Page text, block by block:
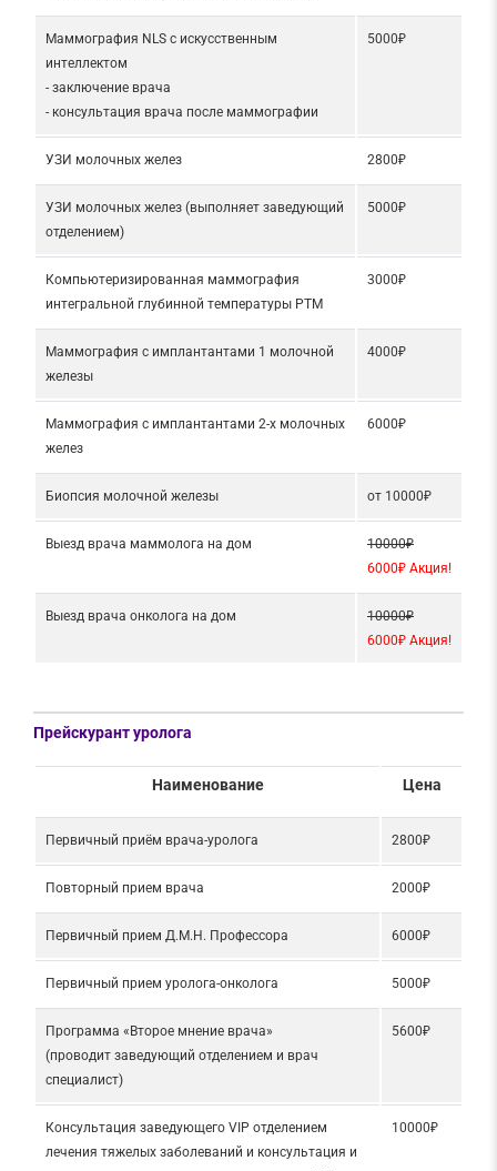
Маммография NLS с искусственным
интеллектом
- заключение врача
- консультация врача после маммографии
5000₽
УЗИ молочных желез 2800₽
УЗИ молочных желез (выполняет заведующий
отделением)
5000₽
Компьютеризированная маммография
интегральной глубинной температуры РТМ
3000₽
Маммография с имплантантами 1 молочной
железы
4000₽
Маммография с имплантантами 2-х молочных
желез
6000₽
Биопсия молочной железы от 10000₽
Выезд врача маммолога на дом
10000₽
6000₽ Акция!
Выезд врача онколога на дом
10000₽
6000₽ Акция!
Прейскурант уролога
Наименование Цена
Первичный приём врача-уролога 2800₽
Повторный прием врача 2000₽
Первичный прием Д.М.Н. Профессора 6000₽
Первичный прием уролога-онколога 5000₽
Программа «Второе мнение врача»
(проводит заведующий отделением и врач
специалист)
5600₽
Консультация заведующего VIP отделением
лечения тяжелых заболеваний и консультация и
10000₽